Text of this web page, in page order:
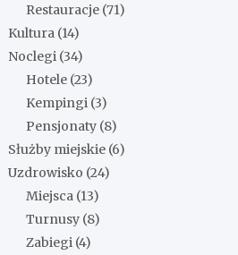
Restauracje (71)
Kultura (14)
Noclegi (34)
Hotele (23)
Kempingi (3)
Pensjonaty (8)
Służby miejskie (6)
Uzdrowisko (24)
Miejsca (13)
Turnusy (8)
Zabiegi (4)